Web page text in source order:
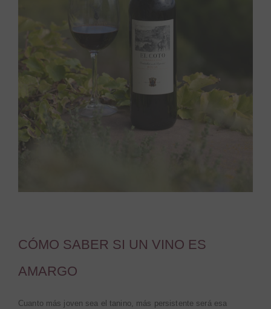
CÓMO SABER SI UN VINO ES
AMARGO
Cuanto más joven sea el tanino, más persistente será esa